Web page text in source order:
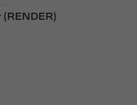
(RENDER)